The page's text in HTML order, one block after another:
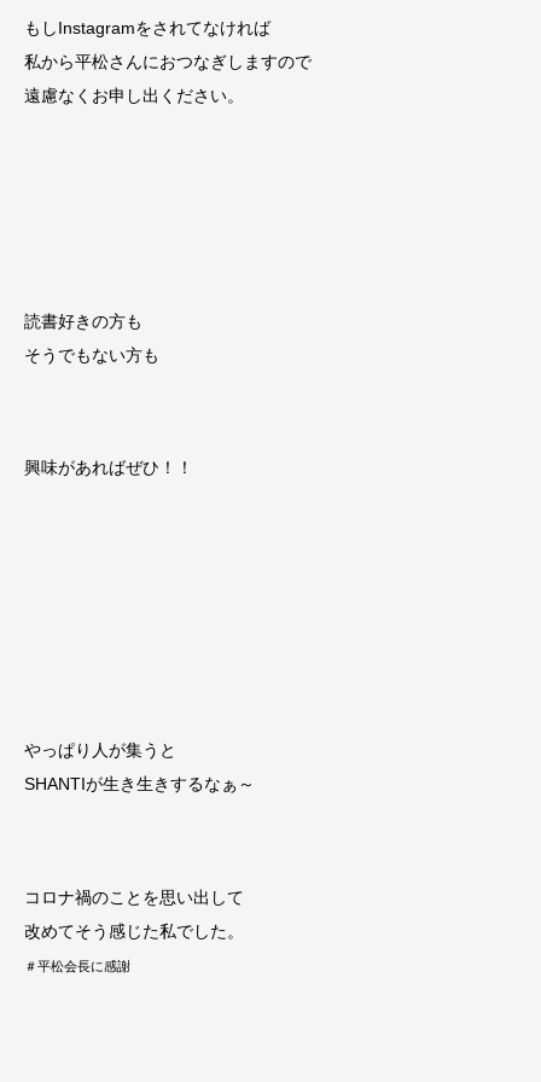
もしInstagramをされてなければ
私から平松さんにおつなぎしますので
遠慮なくお申し出ください。
読書好きの方も
そうでもない方も
興味があればぜひ！！
やっぱり人が集うと
SHANTIが生き生きするなぁ～
コロナ禍のことを思い出して
改めてそう感じた私でした。
＃平松会長に感謝